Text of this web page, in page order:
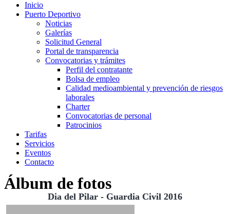
Inicio
Puerto Deportivo
Noticias
Galerías
Solicitud General
Portal de transparencia
Convocatorias y trámites
Perfil del contratante
Bolsa de empleo
Calidad medioambiental y prevención de riesgos
laborales
Charter
Convocatorias de personal
Patrocinios
Tarifas
Servicios
Eventos
Contacto
Álbum de fotos
Dia del Pilar - Guardia Civil 2016